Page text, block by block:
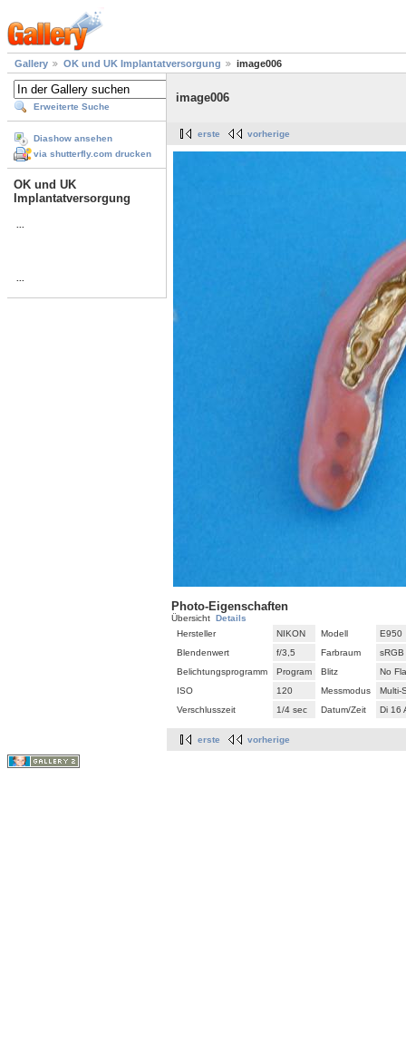
Gallery OK und UK Implantatversorgung image006
Erweiterte Suche
Diashow ansehen
via shutterfly.com drucken
OK und UK
Implantatversorgung
image006
erste vorherige
Photo-Eigenschaften
Übersicht Details
Hersteller
NIKON Modell
E950
Blendenwert
f/3,5 Farbraum
sRGB
Belichtungsprogramm
Program Blitz
No
ISO
120 Messmodus
Multi-
Verschlusszeit
1/4 sec Datum/Zeit Di 16
erste vorherige